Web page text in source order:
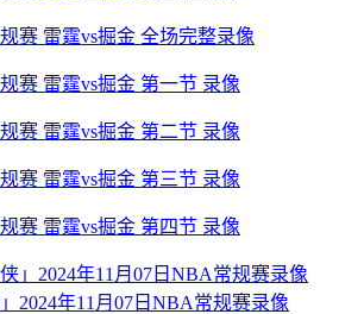
赛 雷霆vs掘金 全场完整录像
赛 雷霆vs掘金 第一节 录像
赛 雷霆vs掘金 第二节 录像
赛 雷霆vs掘金 第三节 录像
赛 雷霆vs掘金 第四节 录像
侠」2024年11月07日NBA常规赛录像
」2024年11月07日NBA常规赛录像